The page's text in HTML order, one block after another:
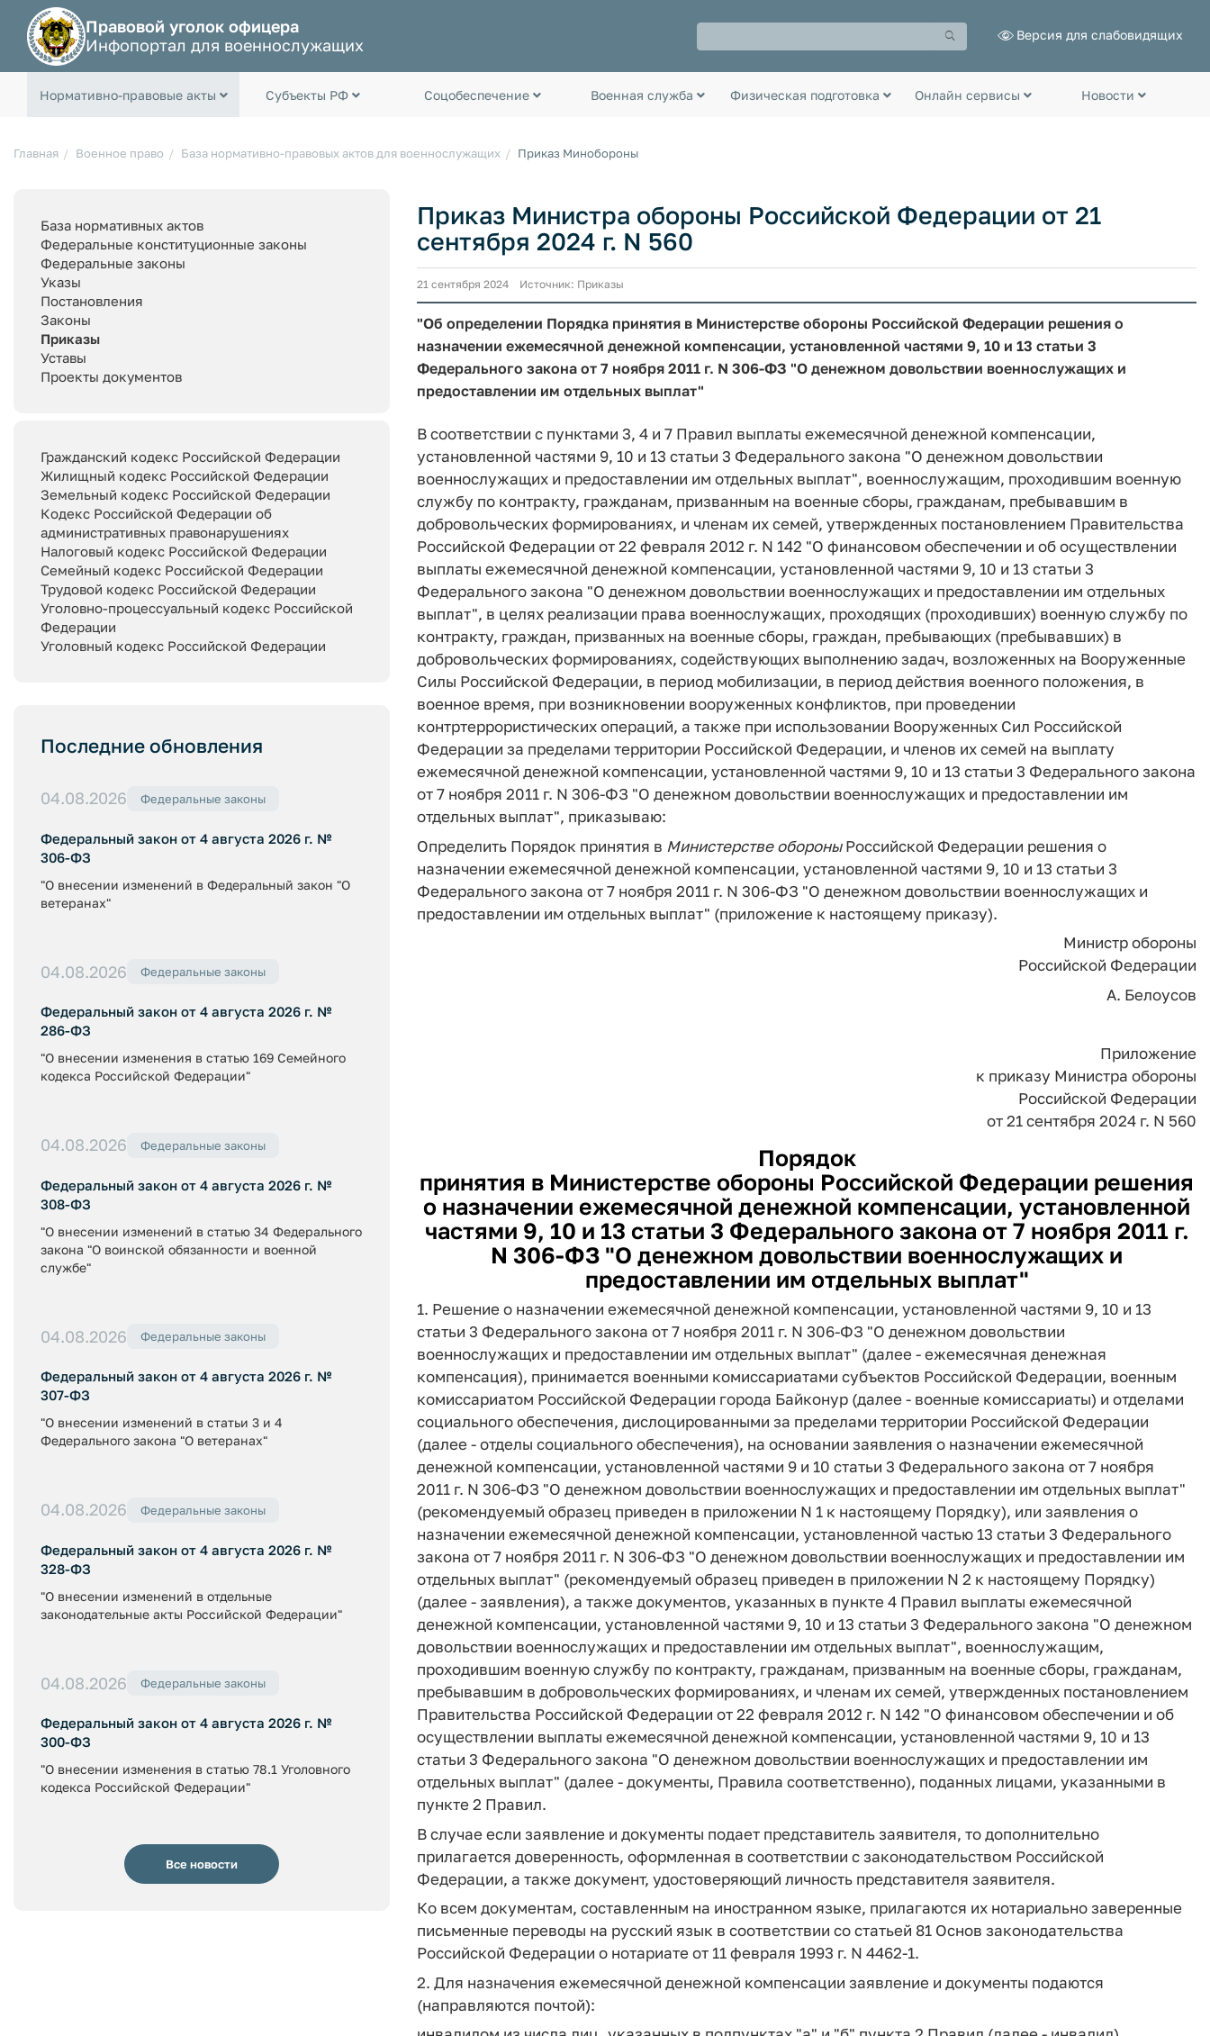
Правовой уголок офицера
Инфопортал для военнослужащих
Версия для слабовидящих
Нормативно-правовые акты Субъекты РФ Соцобеспечение Военная служба Физическая подготовка Онлайн сервисы Новости
Главная Военное право База нормативно-правовых актов для военнослужащих Приказ Минобороны
База нормативных актов
Федеральные конституционные законы
Федеральные законы
Указы
Постановления
Законы
Приказы
Уставы
Проекты документов
Гражданский кодекс Российской Федерации
Жилищный кодекс Российской Федерации
Земельный кодекс Российской Федерации
Кодекс Российской Федерации об
административных правонарушениях
Налоговый кодекс Российской Федерации
Семейный кодекс Российской Федерации
Трудовой кодекс Российской Федерации
Уголовно-процессуальный кодекс Российской
Федерации
Уголовный кодекс Российской Федерации
Последние обновления
04.08.2026 Федеральные законы
Федеральный закон от 4 августа 2026 г. №
306-ФЗ
"О внесении изменений в Федеральный закон "О
ветеранах"
04.08.2026 Федеральные законы
Федеральный закон от 4 августа 2026 г. №
286-ФЗ
"О внесении изменения в статью 169 Семейного
кодекса Российской Федерации"
04.08.2026 Федеральные законы
Федеральный закон от 4 августа 2026 г. №
308-ФЗ
"О внесении изменений в статью 34 Федерального
закона "О воинской обязанности и военной
службе"
04.08.2026 Федеральные законы
Федеральный закон от 4 августа 2026 г. №
307-ФЗ
"О внесении изменений в статьи 3 и 4
Федерального закона "О ветеранах"
04.08.2026 Федеральные законы
Федеральный закон от 4 августа 2026 г. №
328-ФЗ
"О внесении изменений в отдельные
законодательные акты Российской Федерации"
04.08.2026 Федеральные законы
Федеральный закон от 4 августа 2026 г. №
300-ФЗ
"О внесении изменения в статью 78.1 Уголовного
кодекса Российской Федерации"
Все новости
Приказ Министра обороны Российской Федерации от 21
сентября 2024 г. N 560
21 сентября 2024 Источник: Приказы
"Об определении Порядка принятия в Министерстве обороны Российской Федерации решения о
назначении ежемесячной денежной компенсации, установленной частями 9, 10 и 13 статьи 3
Федерального закона от 7 ноября 2011 г. N 306-ФЗ "О денежном довольствии военнослужащих и
предоставлении им отдельных выплат"
В соответствии с пунктами 3, 4 и 7 Правил выплаты ежемесячной денежной компенсации,
установленной частями 9, 10 и 13 статьи 3 Федерального закона "О денежном довольствии
военнослужащих и предоставлении им отдельных выплат", военнослужащим, проходившим военную
службу по контракту, гражданам, призванным на военные сборы, гражданам, пребывавшим в
добровольческих формированиях, и членам их семей, утвержденных постановлением Правительства
Российской Федерации от 22 февраля 2012 г. N 142 "О финансовом обеспечении и об осуществлении
выплаты ежемесячной денежной компенсации, установленной частями 9, 10 и 13 статьи 3
Федерального закона "О денежном довольствии военнослужащих и предоставлении им отдельных
выплат", в целях реализации права военнослужащих, проходящих (проходивших) военную службу по
контракту, граждан, призванных на военные сборы, граждан, пребывающих (пребывавших) в
добровольческих формированиях, содействующих выполнению задач, возложенных на Вооруженные
Силы Российской Федерации, в период мобилизации, в период действия военного положения, в
военное время, при возникновении вооруженных конфликтов, при проведении
контртеррористических операций, а также при использовании Вооруженных Сил Российской
Федерации за пределами территории Российской Федерации, и членов их семей на выплату
ежемесячной денежной компенсации, установленной частями 9, 10 и 13 статьи 3 Федерального закона
от 7 ноября 2011 г. N 306-ФЗ "О денежном довольствии военнослужащих и предоставлении им
отдельных выплат", приказываю:
Определить Порядок принятия в Министерстве обороныРоссийской Федерации решения о
назначении ежемесячной денежной компенсации, установленной частями 9, 10 и 13 статьи 3
Федерального закона от 7 ноября 2011 г. N 306-ФЗ "О денежном довольствии военнослужащих и
предоставлении им отдельных выплат" (приложение к настоящему приказу).
Министр обороны
Российской Федерации
А. Белоусов
Приложение
к приказу Министра обороны
Российской Федерации
от 21 сентября 2024 г. N 560
Порядок
принятия в Министерстве обороны Российской Федерации решения
о назначении ежемесячной денежной компенсации, установленной
частями 9, 10 и 13 статьи 3 Федерального закона от 7 ноября 2011 г.
N 306-ФЗ "О денежном довольствии военнослужащих и
предоставлении им отдельных выплат"
1. Решение о назначении ежемесячной денежной компенсации, установленной частями 9, 10 и 13
статьи 3 Федерального закона от 7 ноября 2011 г. N 306-ФЗ "О денежном довольствии
военнослужащих и предоставлении им отдельных выплат" (далее - ежемесячная денежная
компенсация), принимается военными комиссариатами субъектов Российской Федерации, военным
комиссариатом Российской Федерации города Байконур (далее - военные комиссариаты) и отделами
социального обеспечения, дислоцированными за пределами территории Российской Федерации
(далее - отделы социального обеспечения), на основании заявления о назначении ежемесячной
денежной компенсации, установленной частями 9 и 10 статьи 3 Федерального закона от 7 ноября
2011 г. N 306-ФЗ "О денежном довольствии военнослужащих и предоставлении им отдельных выплат"
(рекомендуемый образец приведен в приложении N 1 к настоящему Порядку), или заявления о
назначении ежемесячной денежной компенсации, установленной частью 13 статьи 3 Федерального
закона от 7 ноября 2011 г. N 306-ФЗ "О денежном довольствии военнослужащих и предоставлении им
отдельных выплат" (рекомендуемый образец приведен в приложении N 2 к настоящему Порядку)
(далее - заявления), а также документов, указанных в пункте 4 Правил выплаты ежемесячной
денежной компенсации, установленной частями 9, 10 и 13 статьи 3 Федерального закона "О денежном
довольствии военнослужащих и предоставлении им отдельных выплат", военнослужащим,
проходившим военную службу по контракту, гражданам, призванным на военные сборы, гражданам,
пребывавшим в добровольческих формированиях, и членам их семей, утвержденных постановлением
Правительства Российской Федерации от 22 февраля 2012 г. N 142 "О финансовом обеспечении и об
осуществлении выплаты ежемесячной денежной компенсации, установленной частями 9, 10 и 13
статьи 3 Федерального закона "О денежном довольствии военнослужащих и предоставлении им
отдельных выплат" (далее - документы, Правила соответственно), поданных лицами, указанными в
пункте 2 Правил.
В случае если заявление и документы подает представитель заявителя, то дополнительно
прилагается доверенность, оформленная в соответствии с законодательством Российской
Федерации, а также документ, удостоверяющий личность представителя заявителя.
Ко всем документам, составленным на иностранном языке, прилагаются их нотариально заверенные
письменные переводы на русский язык в соответствии со статьей 81 Основ законодательства
Российской Федерации о нотариате от 11 февраля 1993 г. N 4462-1.
2. Для назначения ежемесячной денежной компенсации заявление и документы подаются
(направляются почтой):